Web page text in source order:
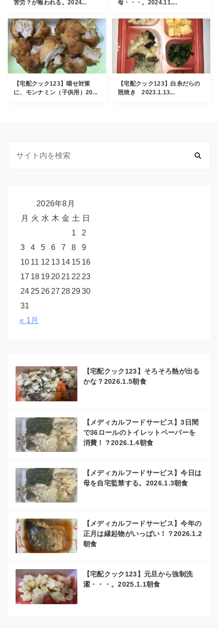
苦労？が報われる。2024... 母・・・。2024.11....
【宅配クック123】咽せ対策
に、モンナミン（子供用）20...
【宅配クック123】白糸だらの
照焼き 2023.1.13...
2026年8月
月 火 水 木 金 土 日
1
2
3
4 5 6 7 8
9
10 11 12 13 14 15 16
17 18 19 20 21 22 23
24 25 26 27 28 2930
31
« 1月
【宅配クック123】そろそろ熱が出る
かな？2026.1.5朝食
【メディカルフードサービス】3日間
で36ロールのトイレットペーパーを
消費！？2026.1.4朝食
【メディカルフードサービス】今日は
母を自宅監禁する。2026.1.3朝食
【メディカルフードサービス】今年の
正月は縁起物がいっぱい！？2026.1.2
朝食
【宅配クック123】元旦から強制洗
濯・・・。2025.1.1朝食